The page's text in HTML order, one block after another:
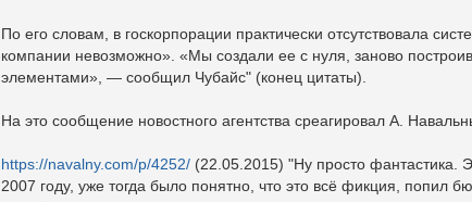
По его словам, в госкорпорации практически отсутствовала
компании невозможно». «Мы создали ее с нуля, заново
элементами», — сообщил Чубайс" (конец цитаты).
На это сообщение новостного агентства среагировал А.
https://navalny.com/p/4252/ (22.05.2015) "Ну просто фантастика.
2007 году, уже тогда было понятно, что это всё фикция, попил